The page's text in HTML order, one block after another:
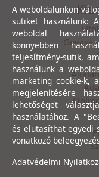
Gewiss
A weboldalunkon
sütiket használunk:
weboldal
könnyebben
teljesítmény-sütik,
használunk a
marketing cookie-k,
megjelenítésére
lehetőséget
használatához. A
és elutasíthat egyedi
vonatkozó
Adatvédelmi